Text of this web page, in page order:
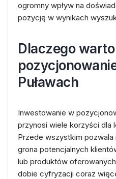
ogromny wpływ na
pozycję w wynikach
Dlaczego
Puławach
Inwestowanie w
przynosi wiele korzyści dla
Przede wszystkim
grona potencjalnych
lub produktów
dobie cyfryzacji coraz